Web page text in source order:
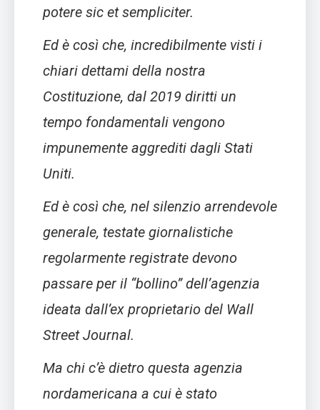
potere sic et sempliciter.
Ed è così che, incredibilmente visti i
chiari dettami della nostra
Costituzione, dal 2019 diritti un
tempo fondamentali vengono
impunemente aggrediti dagli Stati
Uniti.
Ed è così che, nel silenzio arrendevole
generale, testate giornalistiche
regolarmente registrate devono
passare per il “bollino” dell’agenzia
ideata dall’ex proprietario del Wall
Street Journal.
Ma chi c’è dietro questa agenzia
nordamericana a cui è stato